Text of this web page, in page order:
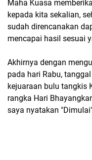
Maha Kuasa
kepada kita sekalian,
sudah direncanakan
mencapai hasil sesuai
Akhirnya dengan
pada hari Rabu,
kejuaraan bulu tangkis
rangka Hari
saya nyatakan